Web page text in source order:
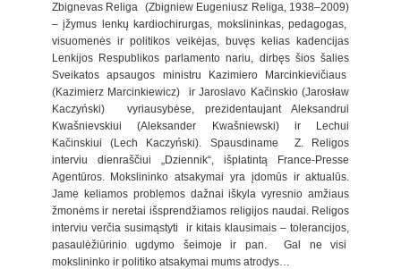
Zbignevas Religa (Zbigniew Eugeniusz Religa, 1938–2009)
– įžymus lenkų kardiochirurgas, mokslininkas, pedagogas,
visuomenės ir politikos veikėjas, buvęs kelias kadencijas
Lenkijos Respublikos parlamento nariu, dirbęs šios šalies
Sveikatos apsaugos ministru Kazimiero Marcinkievičiaus
(Kazimierz Marcinkiewicz) ir Jaroslavo Kačinskio (Jarosław
Kaczyński) vyriausybėse, prezidentaujant Aleksandrui
Kwašnievskiui (Aleksander Kwašniewski) ir Lechui
Kačinskiui (Lech Kaczyński). Spausdiname Z. Religos
interviu dienraščiui „Dziennik“, išplatintą France-Presse
Agentūros. Mokslininko atsakymai yra įdomūs ir aktualūs.
Jame keliamos problemos dažnai iškyla vyresnio amžiaus
žmonėms ir neretai išsprendžiamos religijos naudai. Religos
interviu verčia susimąstyti ir kitais klausimais – tolerancijos,
pasaulėžiūrinio ugdymo šeimoje ir pan. Gal ne visi
mokslininko ir politiko atsakymai mums atrodys…